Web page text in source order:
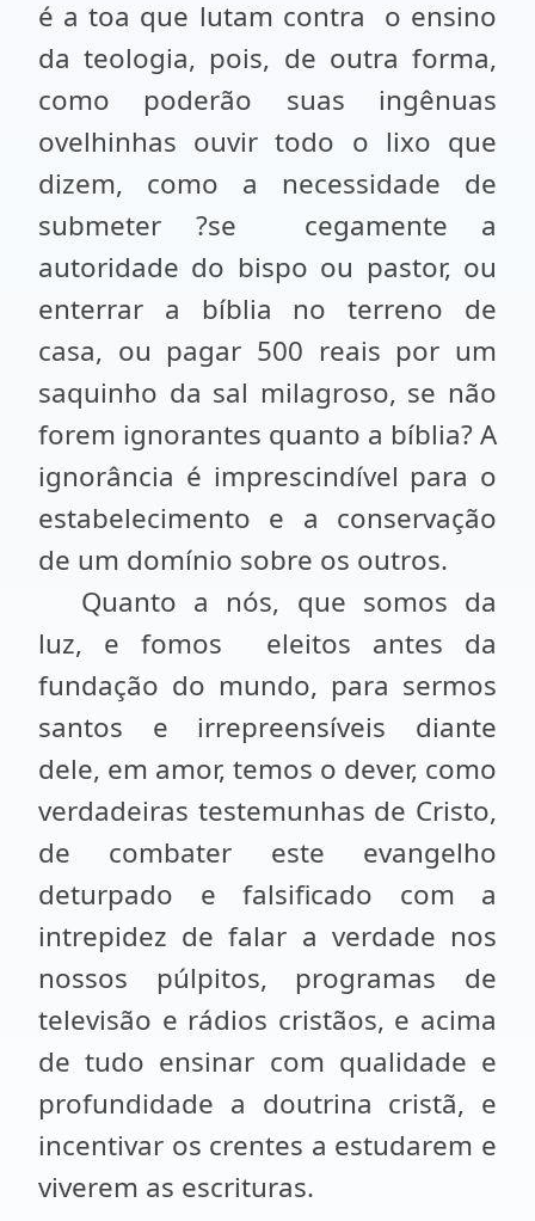
é a toa que lutam contra
o ensino
da teologia, pois, de outra forma,
como poderão suas ingênuas
ovelhinhas ouvir todo o lixo que
dizem, como a necessidade de
submeter ?se
cegamente a
autoridade do bispo ou pastor, ou
enterrar a bíblia no terreno de
casa, ou pagar 500 reais por um
saquinho da sal milagroso, se não
forem ignorantes quanto a bíblia? A
ignorância é imprescindível para o
estabelecimento e a conservação
de um domínio sobre os outros.
Quanto a nós, que somos da
luz, e fomos
eleitos antes da
fundação do mundo, para sermos
santos e irrepreensíveis diante
dele, em amor, temos o dever, como
verdadeiras testemunhas de Cristo,
de combater este evangelho
deturpado e falsificado com a
intrepidez de falar a verdade nos
nossos púlpitos, programas de
televisão e rádios cristãos, e acima
de tudo ensinar com qualidade e
profundidade a doutrina cristã, e
incentivar os crentes a estudarem e
viverem as escrituras.